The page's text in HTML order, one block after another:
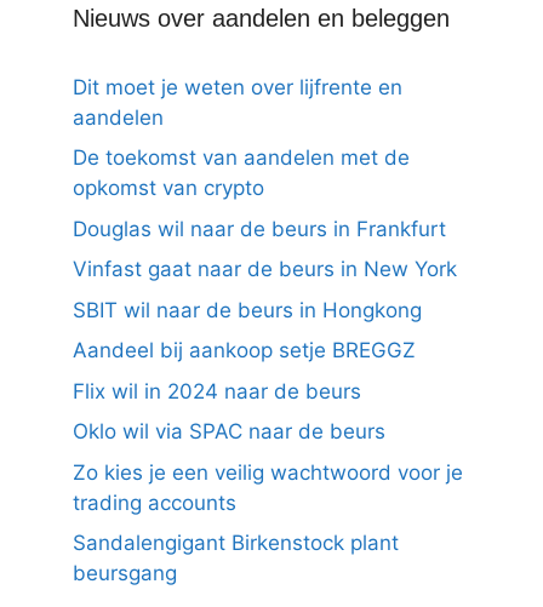
Nieuws over aandelen en beleggen
Dit moet je weten over lijfrente en
aandelen
De toekomst van aandelen met de
opkomst van crypto
Douglas wil naar de beurs in Frankfurt
Vinfast gaat naar de beurs in New York
SBIT wil naar de beurs in Hongkong
Aandeel bij aankoop setje BREGGZ
Flix wil in 2024 naar de beurs
Oklo wil via SPAC naar de beurs
Zo kies je een veilig wachtwoord voor je
trading accounts
Sandalengigant Birkenstock plant
beursgang